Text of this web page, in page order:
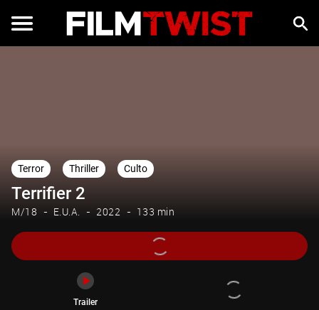
Terror Thriller Culto
Terrifier 2
M/18 E.U.A. 2022 133 min
Trailer